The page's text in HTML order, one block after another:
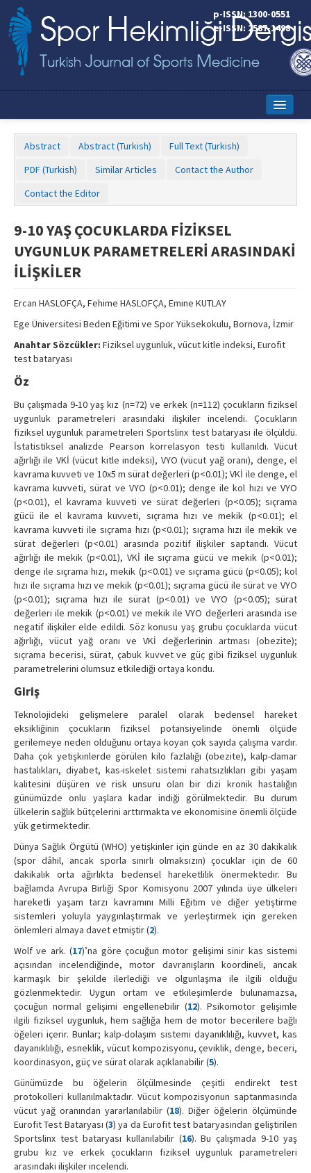
p-ISSN: 1300-0551
e-ISSN: 2587-1498
Editorial Board
Instructions to Authors
Contact Us
Abstract Abstract (Turkish)
Full Text (Turkish)
PDF (Turkish)
Similar Articles
Contact the Author
Contact the Editor
9-10 YAŞ ÇOCUKLARDA FİZİKSEL
UYGUNLUK PARAMETRELERİ ARASINDAKİ
İLİŞKİLER
Ercan HASLOFÇA, Fehime HASLOFÇA, Emine KUTLAY
Ege Üniversitesi Beden Eğitimi ve Spor Yüksekokulu, Bornova, İzmir
Anahtar Sözcükler: Fiziksel uygunluk, vücut kitle indeksi, Eurofit
test bataryası
Öz
Bu çalışmada 9-10 yaş kız (n=72) ve erkek (n=112) çocukların fiziksel
uygunluk parametreleri arasındaki ilişkiler incelendi. Çocukların
fiziksel uygunluk parametreleri Sportslinx test bataryası ile ölçüldü.
İstatistiksel analizde Pearson korrelasyon testi kullanıldı. Vücut
ağırlığı ile VKİ (vücut kitle indeksi), VYO (vücut yağ oranı), denge, el
kavrama kuvveti ve 10x5 m sürat değerleri (p<0.01); VKİ ile denge, el
kavrama kuvveti, sürat ve VYO (p<0.01); denge ile kol hızı ve VYO
(p<0.01), el kavrama kuvveti ve sürat değerleri (p<0.05); sıçrama
gücü ile el kavrama kuvveti, sıçrama hızı ve mekik (p<0.01); el
kavrama kuvveti ile sıçrama hızı (p<0.01); sıçrama hızı ile mekik ve
sürat değerleri (p<0.01) arasında pozitif ilişkiler saptandı. Vücut
ağırlığı ile mekik (p<0.01), VKİ ile sıçrama gücü ve mekik (p<0.01);
denge ile sıçrama hızı, mekik (p<0.01) ve sıçrama gücü (p<0.05); kol
hızı ile sıçrama hızı ve mekik (p<0.01); sıçrama gücü ile sürat ve VYO
(p<0.01); sıçrama hızı ile sürat (p<0.01) ve VYO (p<0.05); sürat
değerleri ile mekik (p<0.01) ve mekik ile VYO değerleri arasında ise
negatif ilişkiler elde edildi. Söz konusu yaş grubu çocuklarda vücut
ağırlığı, vücut yağ oranı ve VKİ değerlerinin artması (obezite);
sıçrama becerisi, sürat, çabuk kuvvet ve güç gibi fiziksel uygunluk
parametrelerini olumsuz etkilediği ortaya kondu.
Giriş
Teknolojideki gelişmelere paralel olarak bedensel hareket
eksikliğinin çocukların fiziksel potansiyelinde önemli ölçüde
gerilemeye neden olduğunu ortaya koyan çok sayıda çalışma vardır.
Daha çok yetişkinlerde görülen kilo fazlalığı (obezite), kalp-damar
hastalıkları, diyabet, kas-iskelet sistemi rahatsızlıkları gibi yaşam
kalitesini düşüren ve risk unsuru olan bir dizi kronik hastalığın
günümüzde onlu yaşlara kadar indiği görülmektedir. Bu durum
ülkelerin sağlık bütçelerini arttırmakta ve ekonomisine önemli ölçüde
yük getirmektedir.
Dünya Sağlık Örgütü (WHO) yetişkinler için günde en az 30 dakikalık
(spor dâhil, ancak sporla sınırlı olmaksızın) çocuklar için de 60
dakikalık orta ağırlıkta bedensel hareketlilik önermektedir. Bu
bağlamda Avrupa Birliği Spor Komisyonu 2007 yılında üye ülkeleri
hareketli yaşam tarzı kavramını Milli Eğitim ve diğer yetiştirme
sistemleri yoluyla yaygınlaştırmak ve yerleştirmek için gereken
önlemleri almaya davet etmiştir (2).
Wolf ve ark. (17)’na göre çocuğun motor gelişimi sinir kas sistemi
açısından incelendiğinde, motor davranışların koordineli, ancak
karmaşık bir şekilde ilerlediği ve olgunlaşma ile ilgili olduğu
gözlenmektedir. Uygun ortam ve etkileşimlerde bulunamazsa,
çocuğun normal gelişimi engellenebilir (12). Psikomotor gelişimle
ilgili fiziksel uygunluk, hem sağlığa hem de motor becerilere bağlı
öğeleri içerir. Bunlar; kalp-dolaşım sistemi dayanıklılığı, kuvvet, kas
dayanıklılığı, esneklik, vücut kompozisyonu, çeviklik, denge, beceri,
koordinasyon, güç ve sürat olarak açıklanabilir (5).
Günümüzde bu öğelerin ölçülmesinde çeşitli endirekt test
protokolleri kullanılmaktadır. Vücut kompozisyonun saptanmasında
vücut yağ oranından yararlanılabilir (18). Diğer öğelerin ölçümünde
Eurofit Test Bataryası (3) ya da Eurofit test bataryasından geliştirilen
Sportslinx test bataryası kullanılabilir (16). Bu çalışmada 9-10 yaş
grubu kız ve erkek çocukların fiziksel uygunluk parametreleri
arasındaki ilişkiler incelendi.